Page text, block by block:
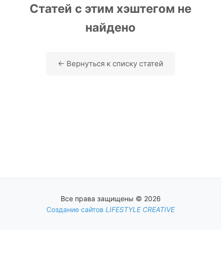
Статей с этим хэштегом не
найдено
← Вернуться к списку статей
Все права защищены © 2026
Создание сайтов LIFESTYLE CREATIVE